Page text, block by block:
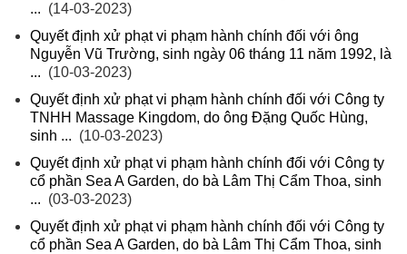
... (14-03-2023)
Quyết định xử phạt vi phạm hành chính đối với ông
Nguyễn Vũ Trường, sinh ngày 06 tháng 11 năm 1992, là
... (10-03-2023)
Quyết định xử phạt vi phạm hành chính đối với Công ty
TNHH Massage Kingdom, do ông Đặng Quốc Hùng,
sinh ... (10-03-2023)
Quyết định xử phạt vi phạm hành chính đối với Công ty
cổ phần Sea A Garden, do bà Lâm Thị Cẩm Thoa, sinh
... (03-03-2023)
Quyết định xử phạt vi phạm hành chính đối với Công ty
cổ phần Sea A Garden, do bà Lâm Thị Cẩm Thoa, sinh